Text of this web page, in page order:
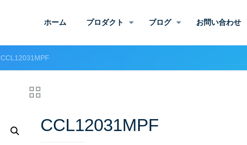
ホーム プロダクト ブログ お問い合わせ
CCL12031MPF
CCL12031MPF